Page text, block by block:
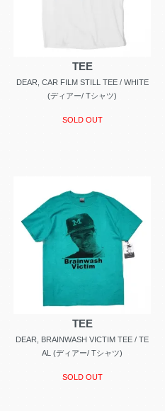
TEE
DEAR, CAR FILM STILL TEE / WHITE
(ディアー/ Tシャツ)
SOLD OUT
TEE
DEAR, BRAINWASH VICTIM TEE / TE
AL (ディアー/ Tシャツ)
SOLD OUT